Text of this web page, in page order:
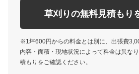
草刈りの無料見積もり
※1坪600円からの料金とは別に、出張費
内容・面積・現地状況によって料金は異な
積もりをご確認ください。